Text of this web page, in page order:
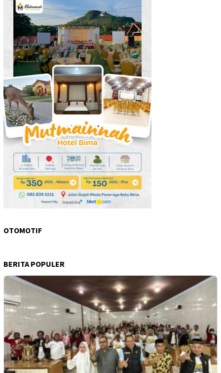
OTOMOTIF
BERITA POPULER